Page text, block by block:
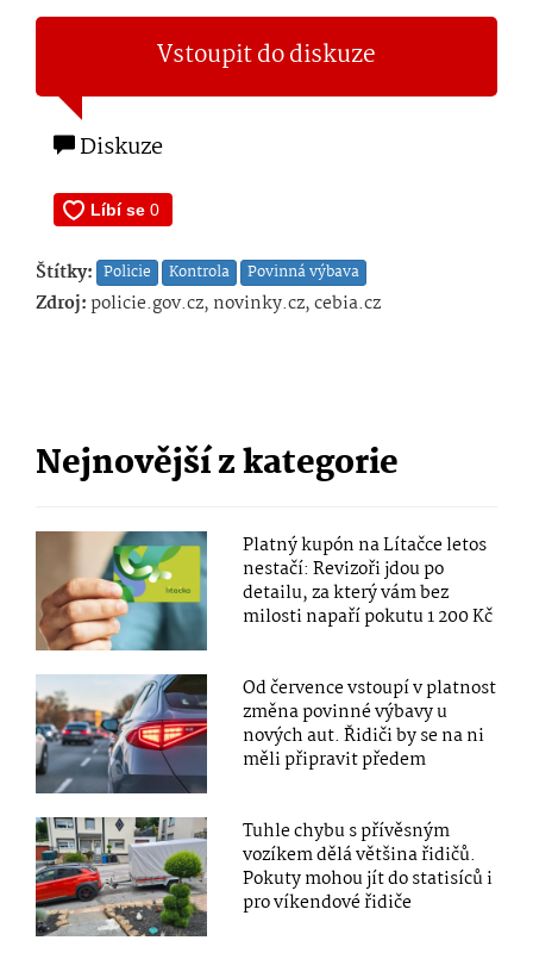
Vstoupit do diskuze
Diskuze
Štítky: Policie Kontrola Povinná výbava
Zdroj: policie.gov.cz, novinky.cz, cebia.cz
Nejnovější z kategorie
Platný kupón na Lítačce letos
nestačí: Revizoři jdou po
detailu, za který vám bez
milosti napaří pokutu 1 200 Kč
Od července vstoupí v platnost
změna povinné výbavy u
nových aut. Řidiči by se na ni
měli připravit předem
Tuhle chybu s přívěsným
vozíkem dělá většina řidičů.
Pokuty mohou jít do statisíců i
pro víkendové řidiče